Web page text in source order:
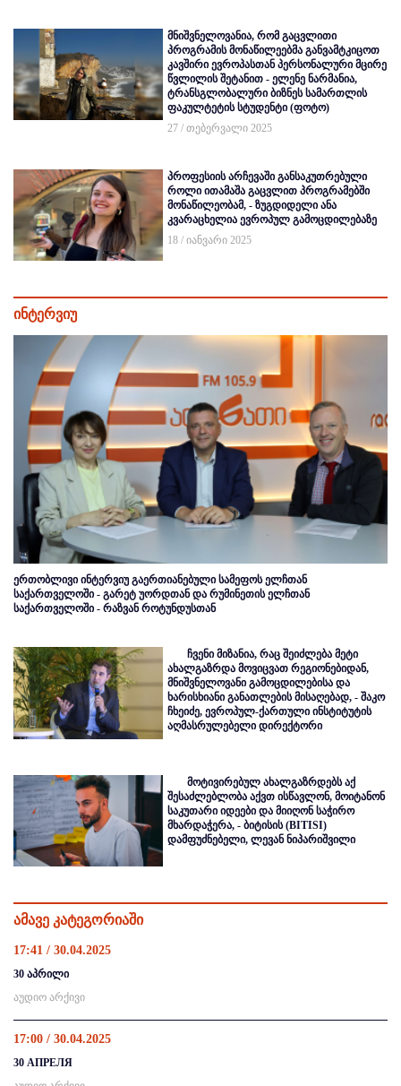
მნიშვნელოვანია, რომ გაცვლითი
პროგრამის მონაწილეებმა განვამტკიცოთ
კავშირი ევროპასთან პერსონალური მცირე
წვლილის შეტანით - ელენე ნარმანია,
ტრანსგლობალური ბიზნეს სამართლის
ფაკულტეტის სტუდენტი (ფოტო)
27 / თებერვალი 2025
პროფესიის არჩევაში განსაკუთრებული
როლი ითამაშა გაცვლით პროგრამებში
მონაწილეობამ, - ზუგდიდელი ანა
კვარაცხელია ევროპულ გამოცდილებაზე
18 / იანვარი 2025
ინტერვიუ
ერთობლივი ინტერვიუ გაერთიანებული სამეფოს ელჩთან
საქართველოში - გარეტ უორდთან და რუმინეთის ელჩთან
საქართველოში - რაზვან როტუნდუსთან
ჩვენი მიზანია, რაც შეიძლება მეტი
ახალგაზრდა მოვიცვათ რეგიონებიდან,
მნიშვნელოვანი გამოცდილებისა და
ხარისხიანი განათლების მისაღებად, - შაკო
ჩხეიძე, ევროპულ-ქართული ინსტიტუტის
აღმასრულებელი დირექტორი
მოტივირებულ ახალგაზრდებს აქ
შესაძლებლობა აქვთ ისწავლონ, მოიტანონ
საკუთარი იდეები და მიიღონ საჭირო
მხარდაჭერა, - ბიტისის (BITISI)
დამფუძნებელი, ლევან ნიპარიშვილი
ამავე კატეგორიაში
17:41 / 30.04.2025
30 აპრილი
აუდიო არქივი
17:00 / 30.04.2025
30 АПРЕЛЯ